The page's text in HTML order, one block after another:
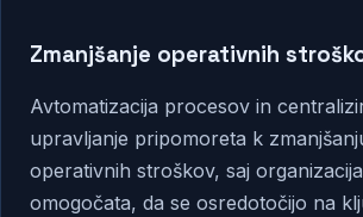
Zmanjšanje operativnih
Avtomatizacija procesov in
upravljanje pripomoreta k
operativnih stroškov, saj
omogočata, da se osredotočijo na